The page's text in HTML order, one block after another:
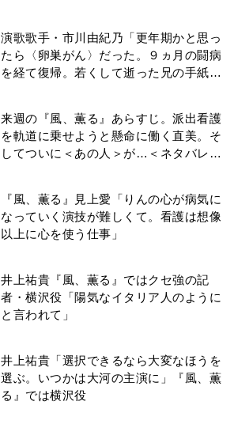
を経て復帰。若くして逝った兄の手紙を
今も支えに」【2026上半期BEST】
来週の『風、薫る』あらすじ。派出看護
してついに＜あの人＞が…＜ネタバレあ
り＞
『風、薫る』見上愛「りんの心が病気に
以上に心を使う仕事」
井上祐貴『風、薫る』ではクセ強の記
と言われて」
井上祐貴「選択できるなら大変なほうを
る』では横沢役
『Tシャツが乾くまで』第5話あらすじ。